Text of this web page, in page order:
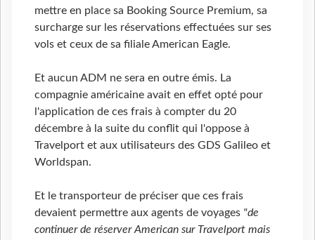
mettre en place sa Booking Source Premium, sa
surcharge sur les réservations effectuées sur ses
vols et ceux de sa filiale American Eagle.
Et aucun ADM ne sera en outre émis. La
compagnie américaine avait en effet opté pour
l'application de ces frais à compter du 20
décembre à la suite du conflit qui l'oppose à
Travelport et aux utilisateurs des GDS Galileo et
Worldspan.
Et le transporteur de préciser que ces frais
devaient permettre aux agents de voyages "de
continuer de réserver American sur Travelport mais